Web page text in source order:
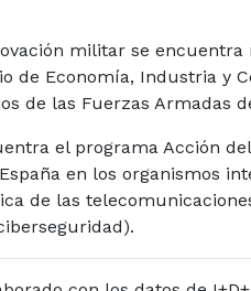
militar se
de Economía, Industria
de las Fuerzas Armadas
el programa Acción
en los organismos
de las